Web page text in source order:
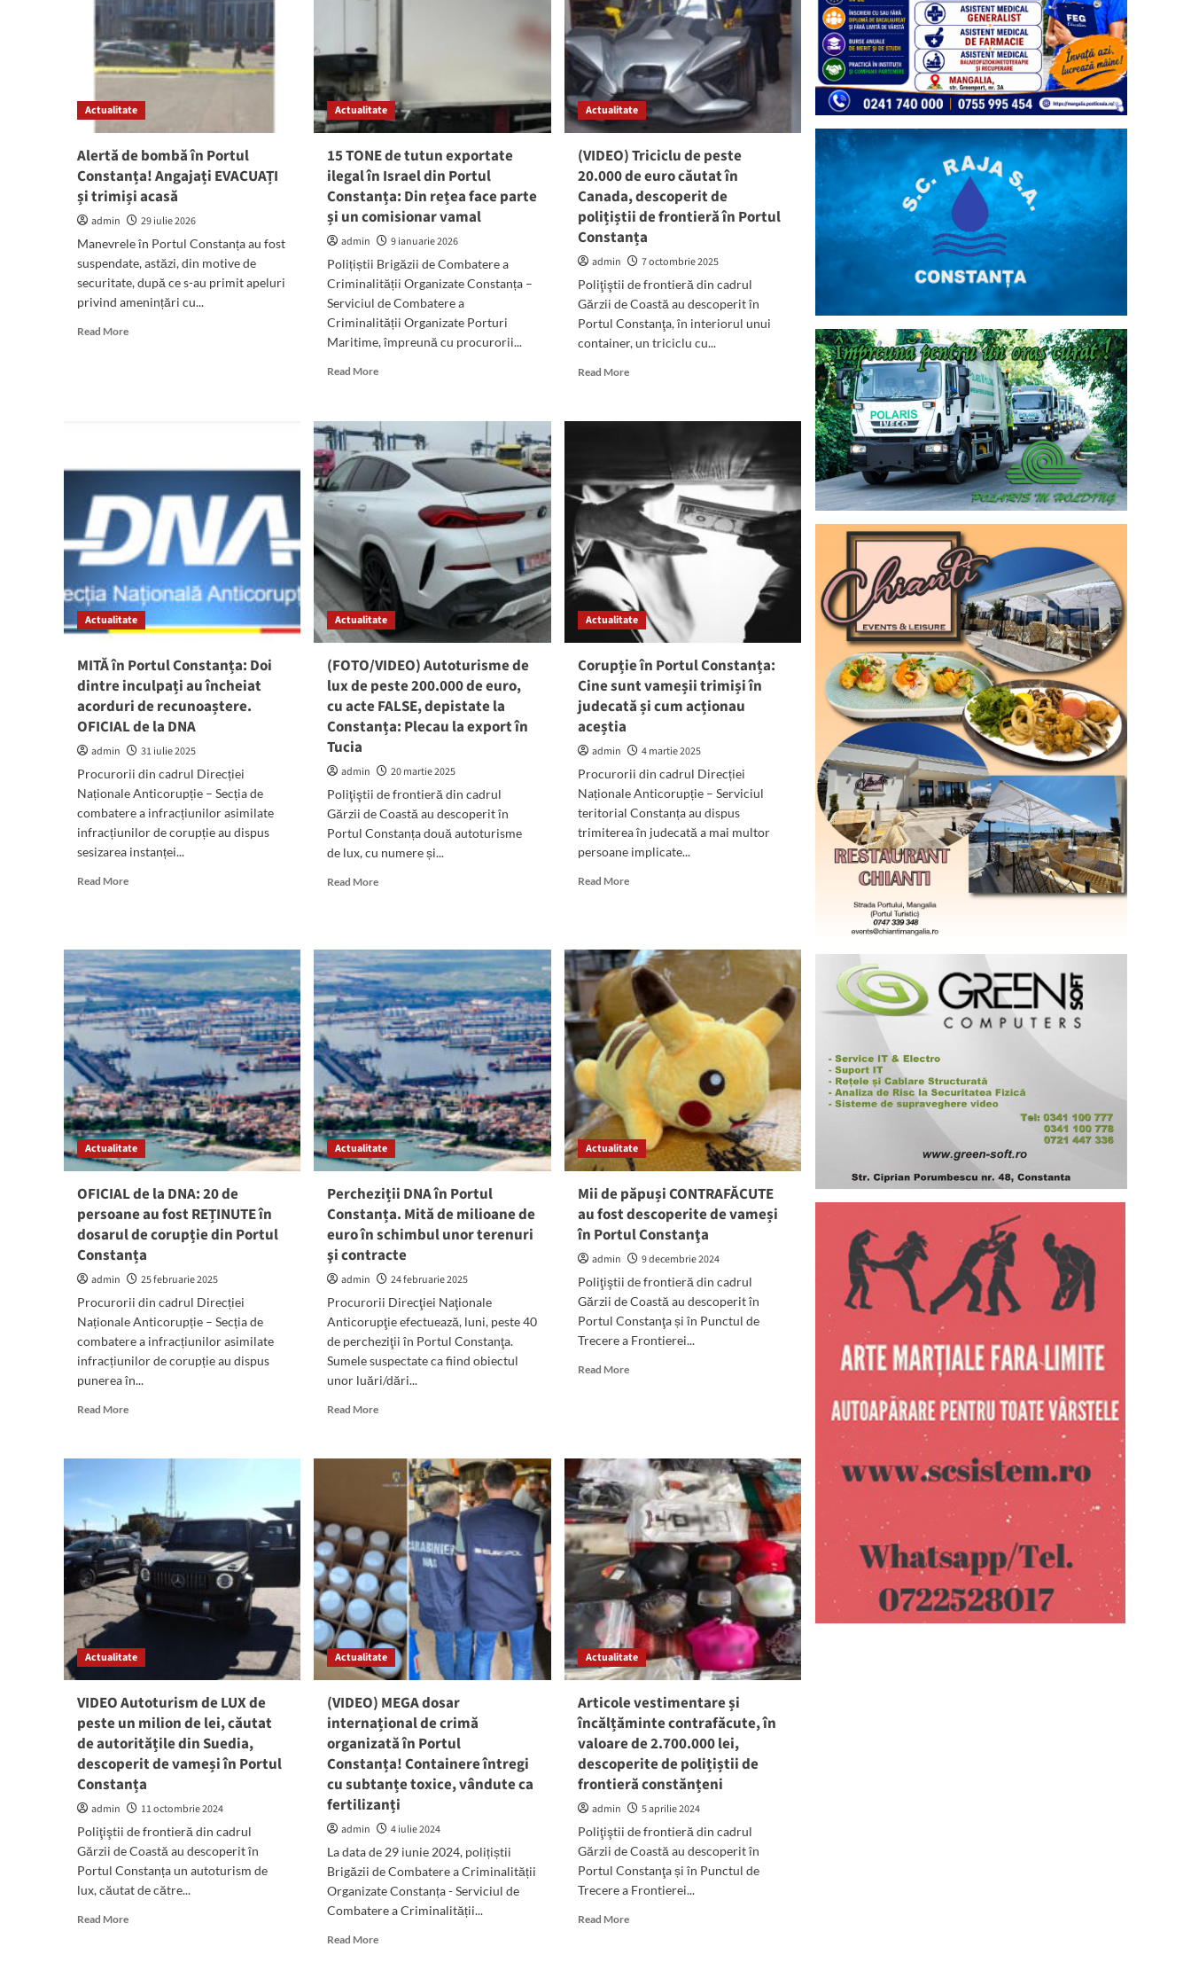
Actualitate
Alertă de bombă în Portul
Constanța! Angajați EVACUAȚI
și trimiși acasă
admin
29 iulie 2026
Manevrele în Portul Constanța au fost
suspendate, astăzi, din motive de
securitate, după ce s-au primit apeluri
privind amenințări cu...
Read MoreRead
EVACUAȚI
și
trimiși
acasă
Actualitate
15 TONE de tutun exportate
ilegal în Israel din Portul
Constanța: Din rețea face parte
și un comisionar vamal
admin
9 ianuarie 2026
Polițiștii Brigăzii de Combatere a
Criminalității Organizate Constanța –
Serviciul de Combatere a
Criminalității Organizate Porturi
Maritime, împreună cu procurorii...
Read MoreRead
15
TONE
de
tutun
exportate
ilegal
Israel
din
Portul
Constanța:
Din
rețea
face
și
un
comisionar
vamal
Actualitate
(VIDEO) Triciclu de peste
20.000 de euro căutat în
Canada, descoperit de
polițiștii de frontieră în Portul
Constanța
admin
7 octombrie 2025
Poliţiştii de frontieră din cadrul
Gărzii de Coastă au descoperit în
Portul Constanţa, în interiorul unui
container, un triciclu cu...
Read MoreRead
(VIDEO)
20.000
de
euro
căutat
în
Canada,
descoperit
de
polițiștii
de
frontieră
în
Portul
Constanța
Actualitate
MITĂ în Portul Constanța: Doi
dintre inculpați au încheiat
acorduri de recunoaștere.
OFICIAL de la DNA
admin
31 iulie 2025
Procurorii din cadrul Direcției
Naționale Anticorupție – Secția de
combatere a infracțiunilor asimilate
infracțiunilor de corupție au dispus
sesizarea instanței...
Read MoreRead
Portul
Constanța:
Doi
dintre
inculpați
au
încheiat
acorduri
de
recunoaștere.
OFICIAL
de
la
Actualitate
(FOTO/VIDEO) Autoturisme de
lux de peste 200.000 de euro,
cu acte FALSE, depistate la
Constanța: Plecau la export în
Tucia
admin
20 martie 2025
Poliţiştii de frontieră din cadrul
Gărzii de Coastă au descoperit în
Portul Constanța două autoturisme
de lux, cu numere și...
Read MoreRead
Autoturisme
de
lux
de
peste
200.000
de
euro,
cu
acte
FALSE,
depistate
la
Constanța:
la
export
în
Tucia
Actualitate
Corupție în Portul Constanța:
Cine sunt vameșii trimiși în
judecată și cum acționau
aceștia
admin
4 martie 2025
Procurorii din cadrul Direcției
Naționale Anticorupție – Serviciul
teritorial Constanța au dispus
trimiterea în judecată a mai multor
persoane implicate...
Read MoreRead
Portul
Constanța:
Cine
sunt
vameșii
trimiși
judecată
acționau
aceștia
Actualitate
OFICIAL de la DNA: 20 de
persoane au fost REȚINUTE în
dosarul de corupție din Portul
Constanța
admin
25 februarie 2025
Procurorii din cadrul Direcției
Naționale Anticorupție – Secția de
combatere a infracțiunilor asimilate
infracțiunilor de corupție au dispus
punerea în...
Read MoreRead
OFICIAL
DNA:
20
de
persoane
au
fost
REȚINUTE
de
Portul
Constanța
Actualitate
Percheziții DNA în Portul
Constanța. Mită de milioane de
euro în schimbul unor terenuri
şi contracte
admin
24 februarie 2025
Procurorii Direcţiei Naţionale
Anticorupţie efectuează, luni, peste 40
de percheziţii în Portul Constanţa.
Sumele suspectate ca fiind obiectul
unor luări/dări...
Read MoreRead
Percheziții
DNA
în
Portul
Constanța.
Mită
de
milioane
de
euro
în
schimbul
unor
terenuri
contracte
Actualitate
Mii de păpuși CONTRAFĂCUTE
au fost descoperite de vameși
în Portul Constanţa
admin
9 decembrie 2024
Poliţiştii de frontieră din cadrul
Gărzii de Coastă au descoperit în
Portul Constanţa și în Punctul de
Trecere a Frontierei...
Read MoreRead
CONTRAFĂCUTE
au
fost
descoperite
de
vameși
în
Portul
Constanţa
Actualitate
VIDEO Autoturism de LUX de
peste un milion de lei, căutat
de autoritățile din Suedia,
descoperit de vameși în Portul
Constanța
admin
11 octombrie 2024
Poliţiştii de frontieră din cadrul
Gărzii de Coastă au descoperit în
Portul Constanța un autoturism de
lux, căutat de către...
Read MoreRead
Actualitate
(VIDEO) MEGA dosar
internațional de crimă
organizată în Portul
Constanța! Containere întregi
cu subtanțe toxice, vândute ca
fertilizanți
admin
4 iulie 2024
La data de 29 iunie 2024, polițiștii
Brigăzii de Combatere a Criminalității
Organizate Constanța - Serviciul de
Combatere a Criminalității...
Read MoreRead
Actualitate
Articole vestimentare și
încălțăminte contrafăcute, în
valoare de 2.700.000 lei,
descoperite de polițiștii de
frontieră constănțeni
admin
5 aprilie 2024
Poliţiştii de frontieră din cadrul
Gărzii de Coastă au descoperit în
Portul Constanţa și în Punctul de
Trecere a Frontierei...
Read MoreRead